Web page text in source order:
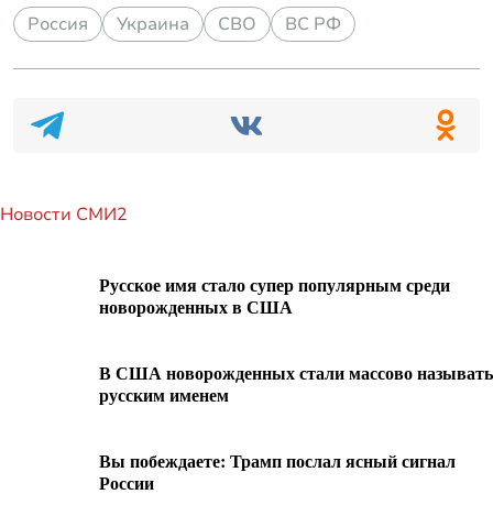
Россия Украина СВО ВС РФ
Новости СМИ2
Русское имя стало супер популярным среди
новорожденных в США
В США новорожденных стали массово называть
русским именем
Вы побеждаете: Трамп послал ясный сигнал
России